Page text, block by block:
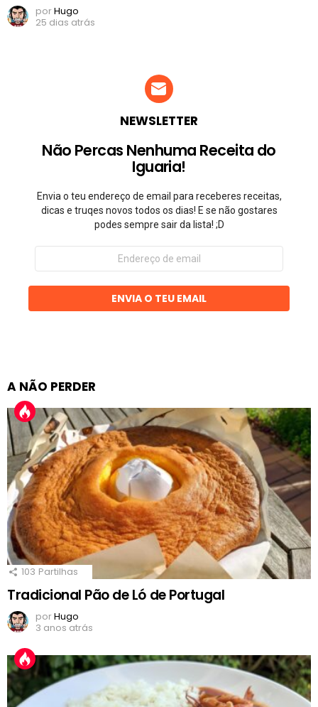
porHugo
25 dias atrás
NEWSLETTER
Não Percas Nenhuma Receita do
Iguaria!
Envia o teu endereço de email para receberes receitas,
dicas e truqes novos todos os dias! E se não gostares
podes sempre sair da lista! ;D
Endereço
email
ENVIA O TEU EMAIL
A NÃO PERDER
103 Partilhas
Tradicional Pão de Ló de Portugal
porHugo
3 anos atrás